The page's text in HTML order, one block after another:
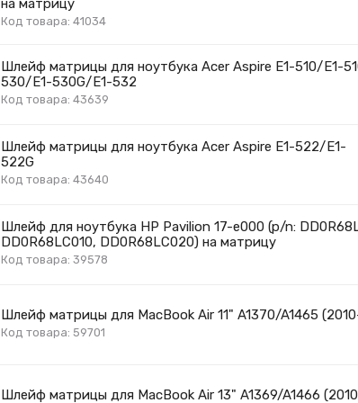
на матрицу
Код товара: 41034
Шлейф матрицы для ноутбука Acer Aspire E1-510/E1-
530/E1-530G/E1-532
Код товара: 43639
Шлейф матрицы для ноутбука Acer Aspire E1-522/E1-
522G
Код товара: 43640
Шлейф для ноутбука HP Pavilion 17-e000 (p/n:
DD0R68LC010, DD0R68LC020) на матрицу
Код товара: 39578
Шлейф матрицы для MacBook Air 11" A1370/A1465
Код товара: 59701
Шлейф матрицы для MacBook Air 13" A1369/A1466